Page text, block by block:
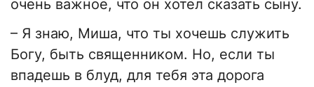
очень важное, что он хотел сказать сыну.
– Я знаю, Миша, что ты хочешь служить
Богу, быть священником. Но, если ты
впадешь в блуд, для тебя эта дорога